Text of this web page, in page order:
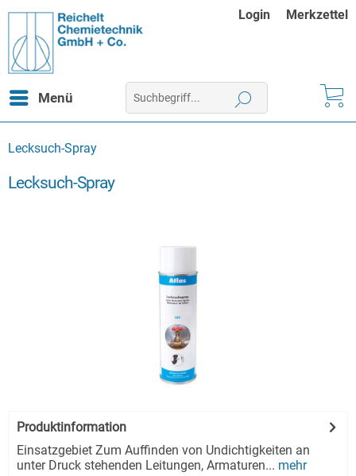
Login Merkzettel
Menü
Lecksuch-Spray
Lecksuch-Spray
Produktinformation
Einsatzgebiet Zum Auffinden von Undichtigkeiten an
unter Druck stehenden Leitungen, Armaturen... mehr